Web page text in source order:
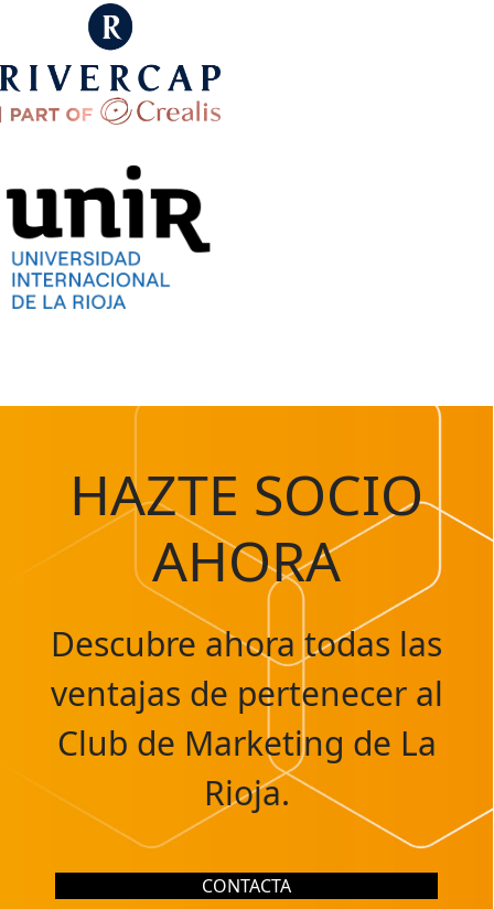
HAZTE SOCIO
AHORA
Descubre ahora todas las
ventajas de pertenecer al
Club de Marketing de La
Rioja.
CONTACTA